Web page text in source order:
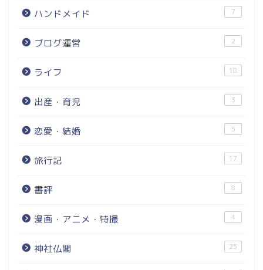
ハンドメイド 7
ブログ運営 2
ライフ 18
出産・育児 3
恋愛・結婚 5
旅行記 17
書評 8
漫画・アニメ・特撮 4
神社仏閣 25